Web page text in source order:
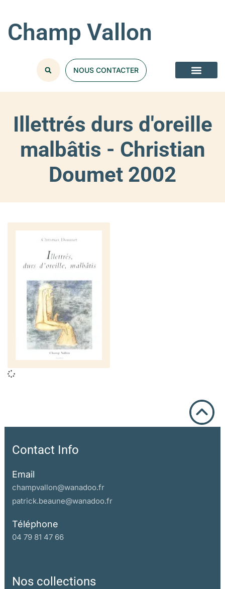
Champ Vallon
NOUS CONTACTER
Illettrés durs d'oreille
malbâtis - Christian
Doumet 2002
Contact Info
Email
champvallon@wanadoo.fr
patrick.beaune@wanadoo.fr
Téléphone
04 79 81 47 66
Nos collections